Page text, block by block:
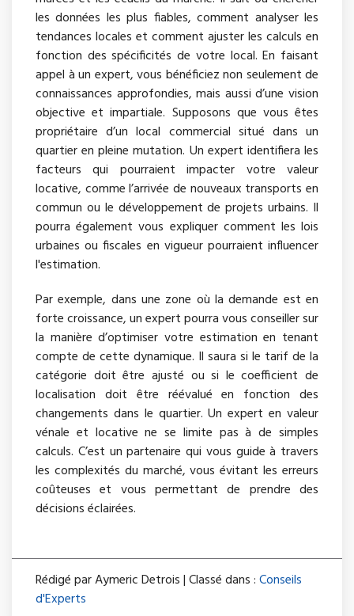
les données les plus fiables, comment analyser les
tendances locales et comment ajuster les calculs en
fonction des spécificités de votre local. En faisant
appel à un expert, vous bénéficiez non seulement de
connaissances approfondies, mais aussi d’une vision
objective et impartiale. Supposons que vous êtes
propriétaire d’un local commercial situé dans un
quartier en pleine mutation. Un expert identifiera les
facteurs qui pourraient impacter votre valeur
locative, comme l’arrivée de nouveaux transports en
commun ou le développement de projets urbains. Il
pourra également vous expliquer comment les lois
urbaines ou fiscales en vigueur pourraient influencer
l'estimation.
Par exemple, dans une zone où la demande est en
forte croissance, un expert pourra vous conseiller sur
la manière d’optimiser votre estimation en tenant
compte de cette dynamique. Il saura si le tarif de la
catégorie doit être ajusté ou si le coefficient de
localisation doit être réévalué en fonction des
changements dans le quartier. Un expert en valeur
vénale et locative ne se limite pas à de simples
calculs. C’est un partenaire qui vous guide à travers
les complexités du marché, vous évitant les erreurs
coûteuses et vous permettant de prendre des
décisions éclairées.
Rédigé par Aymeric Detrois | Classé dans :Conseils
d'Experts